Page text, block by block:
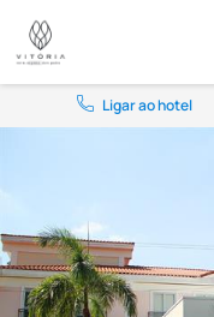
Ligar ao hotel